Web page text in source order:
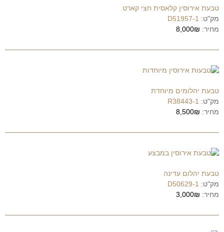
טבעת אירוסין קלאסית חצי קארט
מק"ט: D51957-1
מחיר: 8,000₪
טבעת יהלומים מיוחדת
מק"ט: R38443-1
מחיר: 8,500₪
טבעת יהלום עדינה
מק"ט: D50629-1
מחיר: 3,000₪